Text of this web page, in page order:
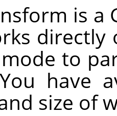
is a
directly
to
have
size of